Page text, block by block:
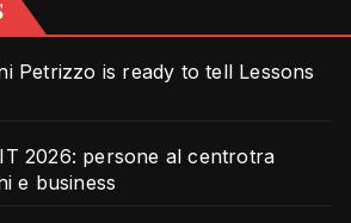
Petrizzo is ready to tell Lessons
2026: persone al centrotra
e business